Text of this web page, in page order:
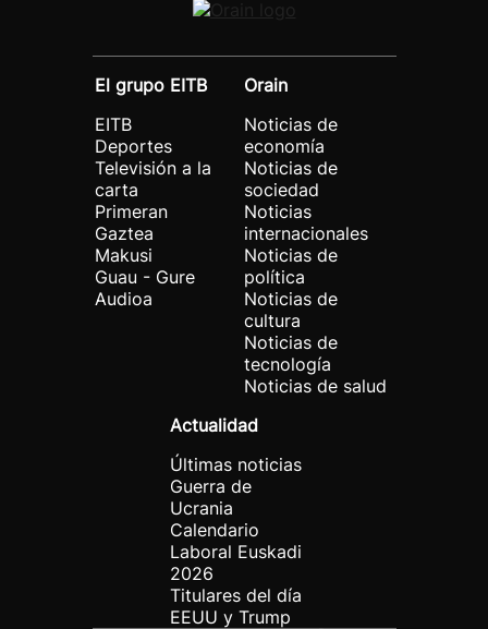
El grupo EITB
EITB
Deportes
Televisión a la
carta
Primeran
Gaztea
Makusi
Guau - Gure
Audioa
Orain
Noticias de
economía
Noticias de
sociedad
Noticias
internacionales
Noticias de
política
Noticias de
cultura
Noticias de
tecnología
Noticias de salud
Actualidad
Últimas noticias
Guerra de
Ucrania
Calendario
Laboral Euskadi
2026
Titulares del día
EEUU y Trump